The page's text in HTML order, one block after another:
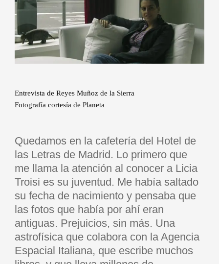
Entrevista de Reyes Muñoz de la Sierra
Fotografía cortesía de Planeta
Quedamos en la cafetería del Hotel de
las Letras de Madrid. Lo primero que
me llama la atención al conocer a Licia
Troisi es su juventud. Me había saltado
su fecha de nacimiento y pensaba que
las fotos que había por ahí eran
antiguas. Prejuicios, sin más. Una
astrofísica que colabora con la Agencia
Espacial Italiana, que escribe muchos